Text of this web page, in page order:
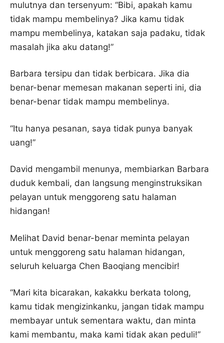
mulutnya dan tersenyum: “Bibi, apakah kamu
tidak mampu membelinya? Jika kamu tidak
mampu membelinya, katakan saja padaku, tidak
masalah jika aku datang!”
Barbara tersipu dan tidak berbicara. Jika dia
benar-benar memesan makanan seperti ini, dia
benar-benar tidak mampu membelinya.
“Itu hanya pesanan, saya tidak punya banyak
uang!”
David mengambil menunya, membiarkan Barbara
duduk kembali, dan langsung menginstruksikan
pelayan untuk menggoreng satu halaman
hidangan!
Melihat David benar-benar meminta pelayan
untuk menggoreng satu halaman hidangan,
seluruh keluarga Chen Baoqiang mencibir!
“Mari kita bicarakan, kakakku berkata tolong,
kamu tidak mengizinkanku, jangan tidak mampu
membayar untuk sementara waktu, dan minta
kami membantu, maka kami tidak akan peduli!”